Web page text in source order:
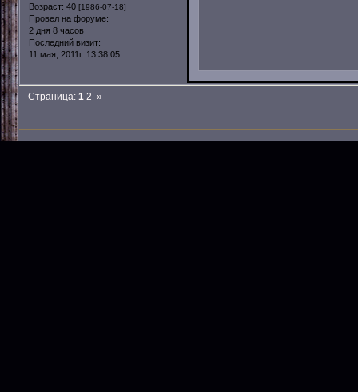
Возраст: 40 [1986-07-18]
Провел на форуме:
2 дня 8 часов
Последний визит:
11 мая, 2011г. 13:38:05
Страница:1 2 »